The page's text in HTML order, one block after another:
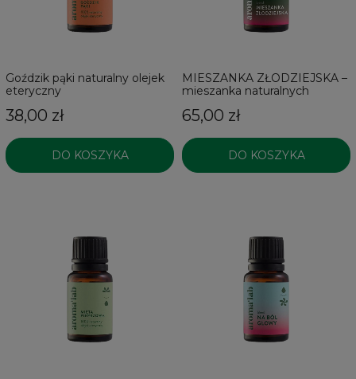
Goździk pąki naturalny olejek
eteryczny
38,00 zł
DO KOSZYKA
MIESZANKA ZŁODZIEJSKA –
mieszanka naturalnych
65,00 zł
DO KOSZYKA